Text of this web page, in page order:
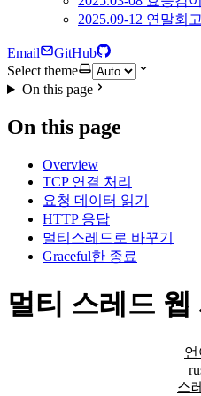
2025.09-12 연말회고
Email
GitHub
Select theme
On this page
On this page
Overview
TCP 연결 처리
요청 데이터 읽기
HTTP 응답
멀티스레드로 바꾸기
Graceful한 종료
멀티 스레드 웹
언
스